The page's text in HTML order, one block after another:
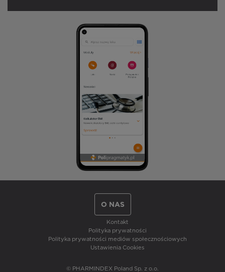
O NAS
Kontakt
Polityka prywatności
Polityka prywatności mediów społecznościowych
Ustawienia Cookies
© PHARMINDEX Poland Sp. z o.o.